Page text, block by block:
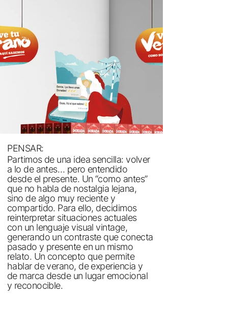
PENSAR:
Partimos de una idea sencilla: volver
a lo de antes… pero entendido
desde el presente. Un “como antes”
que no habla de nostalgia lejana,
sino de algo muy reciente y
compartido. Para ello, decidimos
reinterpretar situaciones actuales
con un lenguaje visual vintage,
generando un contraste que conecta
pasado y presente en un mismo
relato. Un concepto que permite
hablar de verano, de experiencia y
de marca desde un lugar emocional
y reconocible.